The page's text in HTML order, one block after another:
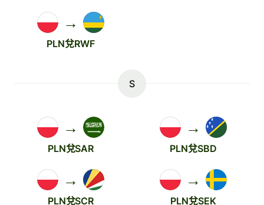
→
PLN兌RWF
S
→
PLN兌SAR
→
PLN兌SBD
→
PLN兌SCR
→
PLN兌SEK